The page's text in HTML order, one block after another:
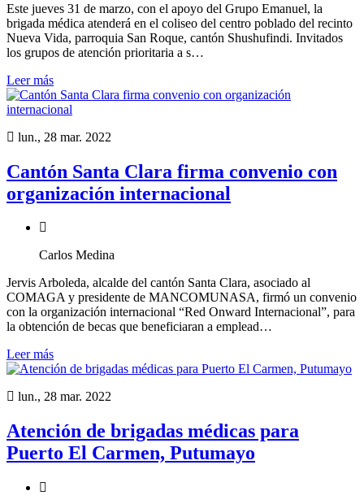
Este jueves 31 de marzo, con el apoyo del Grupo Emanuel, la
brigada médica atenderá en el coliseo del centro poblado del recinto
Nueva Vida, parroquia San Roque, cantón Shushufindi. Invitados
los grupos de atención prioritaria a s…
Leer más
lun., 28 mar. 2022
Cantón Santa Clara firma convenio con
organización internacional
Carlos Medina
Jervis Arboleda, alcalde del cantón Santa Clara, asociado al
COMAGA y presidente de MANCOMUNASA, firmó un convenio
con la organización internacional “Red Onward Internacional”, para
la obtención de becas que beneficiaran a emplead…
Leer más
lun., 28 mar. 2022
Atención de brigadas médicas para
Puerto El Carmen, Putumayo